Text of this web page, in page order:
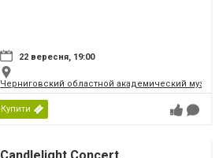
22 вересня, 19:00
Черниговский областной академический
Купити
Candlelight Concert